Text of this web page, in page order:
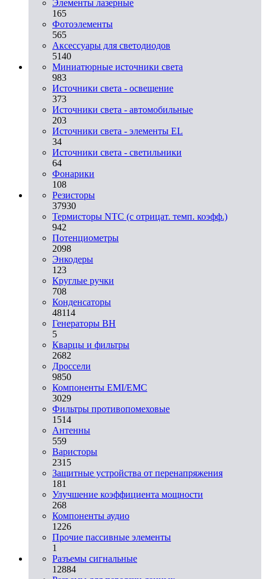
Элементы лазерные
165
Фотоэлементы
565
Аксессуары для светодиодов
5140
Миниатюрные источники света
983
Источники света - освещение
373
Источники света - автомобильные
203
Источники света - элементы EL
34
Источники света - светильники
64
Фонарики
108
Резисторы
37930
Термисторы NTC (с отрицат. темп. коэфф.)
942
Потенциометры
2098
Энкодеры
123
Круглые ручки
708
Конденсаторы
48114
Генераторы ВН
5
Кварцы и фильтры
2682
Дроссели
9850
Компоненты EMI/EMC
3029
Фильтры противопомеховые
1514
Антенны
559
Варисторы
2315
Защитные устройства от перенапряжения
181
Улучшение коэффициента мощности
268
Компоненты аудио
1226
Прочие пассивные элементы
1
Разъeмы сигнальные
12884